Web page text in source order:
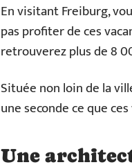
En visitant Freiburg,
pas profiter de ces
retrouverez plus de 8
Située non loin de la
une seconde ce que
Une